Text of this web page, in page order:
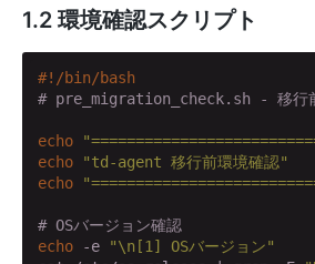
1.2 環境確認スクリプト
#!/bin/bash
# pre_migration_check.sh - 移行前
echo
echo
"td-agent 移行前環境確認"
echo
# OSバージョン確認
echo -e
"\n[1] OSバージョン"